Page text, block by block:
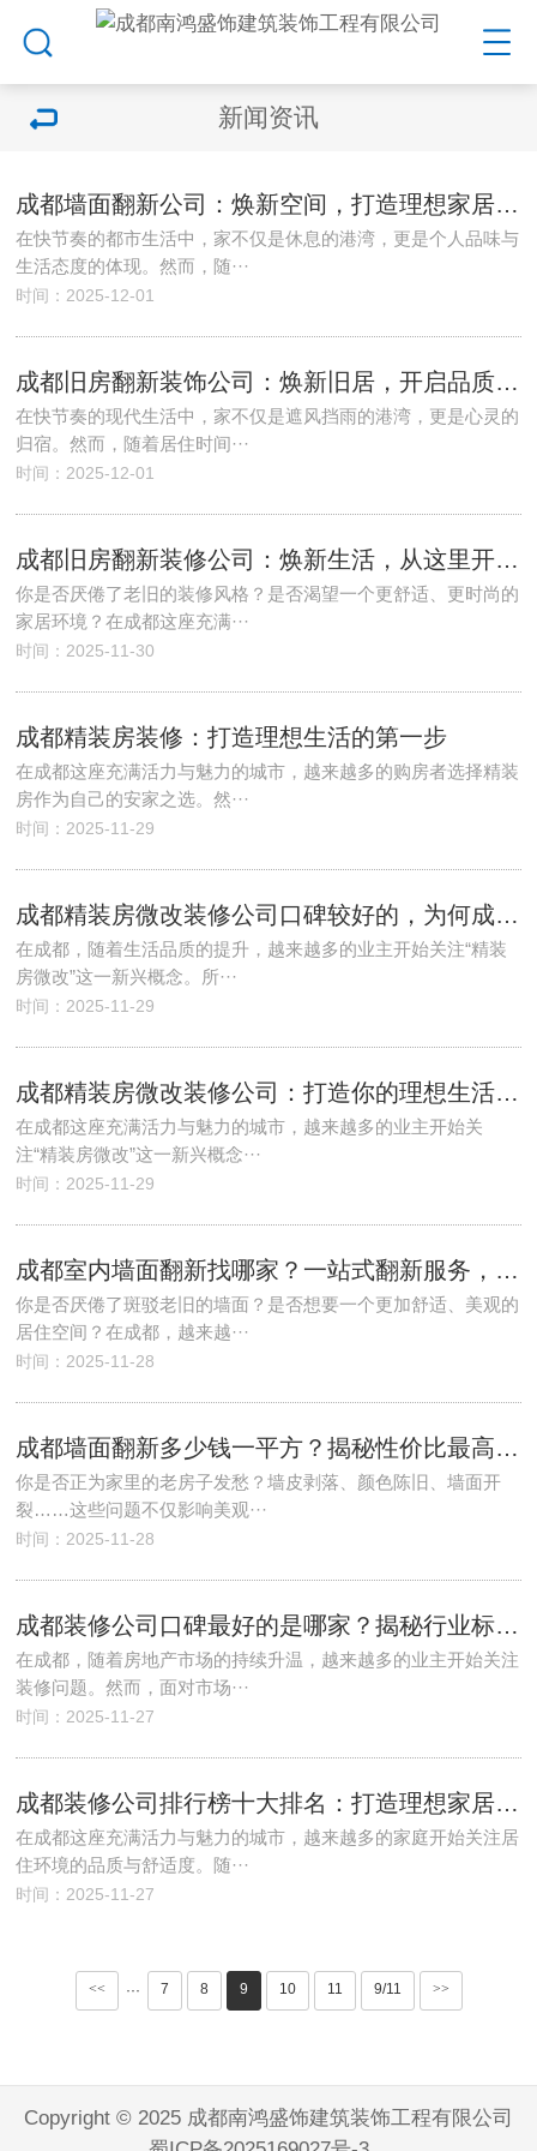
新闻资讯
成都墙面翻新公司：焕新空间，打造理想家居环境
在快节奏的都市生活中，家不仅是休息的港湾，更是个人品味与
生活态度的体现。然而，随···
时间：2025-12-01
成都旧房翻新装饰公司：焕新旧居，开启品质生活新篇章
在快节奏的现代生活中，家不仅是遮风挡雨的港湾，更是心灵的
归宿。然而，随着居住时间···
时间：2025-12-01
成都旧房翻新装修公司：焕新生活，从这里开始！
你是否厌倦了老旧的装修风格？是否渴望一个更舒适、更时尚的
家居环境？在成都这座充满···
时间：2025-11-30
成都精装房装修：打造理想生活的第一步
在成都这座充满活力与魅力的城市，越来越多的购房者选择精装
房作为自己的安家之选。然···
时间：2025-11-29
成都精装房微改装修公司口碑较好的，为何成为业主首选？
在成都，随着生活品质的提升，越来越多的业主开始关注“精装
房微改”这一新兴概念。所···
时间：2025-11-29
成都精装房微改装修公司：打造你的理想生活空间
在成都这座充满活力与魅力的城市，越来越多的业主开始关
注“精装房微改”这一新兴概念···
时间：2025-11-29
成都室内墙面翻新找哪家？一站式翻新服务，打造焕然一新的家！
你是否厌倦了斑驳老旧的墙面？是否想要一个更加舒适、美观的
居住空间？在成都，越来越···
时间：2025-11-28
成都墙面翻新多少钱一平方？揭秘性价比最高的翻新方案
你是否正为家里的老房子发愁？墙皮剥落、颜色陈旧、墙面开
裂……这些问题不仅影响美观···
时间：2025-11-28
成都装修公司口碑最好的是哪家？揭秘行业标杆，打造理想家居！
在成都，随着房地产市场的持续升温，越来越多的业主开始关注
装修问题。然而，面对市场···
时间：2025-11-27
成都装修公司排行榜十大排名：打造理想家居的明智之选
在成都这座充满活力与魅力的城市，越来越多的家庭开始关注居
住环境的品质与舒适度。随···
时间：2025-11-27
<< ··· 7 8 9 10 11 9/11 >>
Copyright © 2025 成都南鸿盛饰建筑装饰工程有限公司